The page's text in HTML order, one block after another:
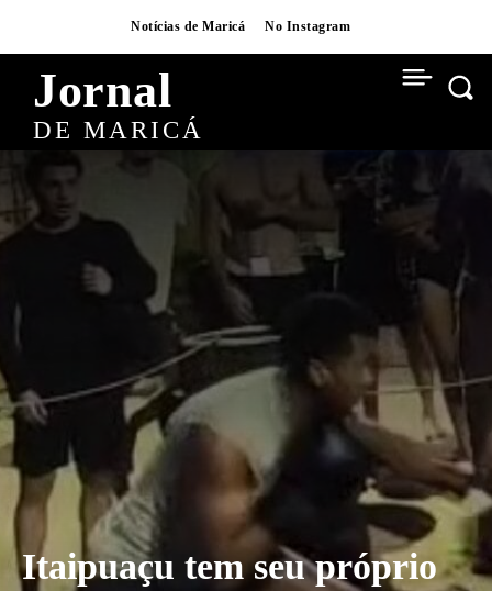
Notícias de Maricá No Instagram
Jornal
DE MARICÁ
Itaipuaçu tem seu próprio